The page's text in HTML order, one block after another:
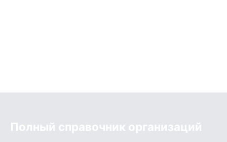
Полный справочник организаций